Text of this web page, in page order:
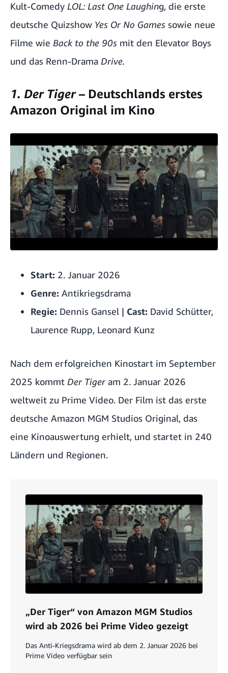
Kult-Comedy LOL: Last One Laughing, die erste
deutsche Quizshow Yes Or No Games sowie neue
Filme wie Back to the 90s mit den Elevator Boys
und das Renn-Drama Drive.
1. Der Tiger– Deutschlands erstes
Amazon Original im Kino
Start: 2. Januar 2026
Genre: Antikriegsdrama
Regie: Dennis Gansel | Cast: David Schütter,
Laurence Rupp, Leonard Kunz
Nach dem erfolgreichen Kinostart im September
2025 kommt Der Tigeram 2. Januar 2026
weltweit zu Prime Video. Der Film ist das erste
deutsche Amazon MGM Studios Original, das
eine Kinoauswertung erhielt, und startet in 240
Ländern und Regionen.
„Der Tiger“ von Amazon MGM Studios
wird ab 2026 bei Prime Video gezeigt
Das Anti-Kriegsdrama wird ab dem 2. Januar 2026 bei
Prime Video verfügbar sein